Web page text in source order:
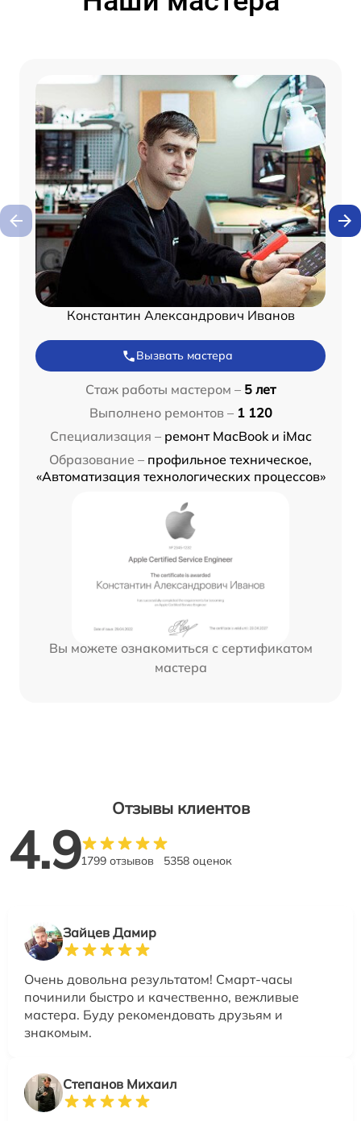
Константин Александрович Иванов
Вызвать мастера
Стаж работы мастером – 5 лет
Выполнено ремонтов – 1 120
Специализация – ремонт MacBook и iMac
Образование – профильное техническое,
«Автоматизация технологических процессов»
Вы можете ознакомиться с сертификатом
мастера
Отзывы клиентов
4.91799 отзывов 5358 оценок
Зайцев Дамир
Очень довольна результатом! Смарт-часы
починили быстро и качественно, вежливые
мастера. Буду рекомендовать друзьям и
знакомым.
Степанов Михаил